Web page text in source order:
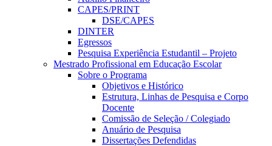
CAPES/PRINT
DSE/CAPES
DINTER
Egressos
Pesquisa Experiência Estudantil – Projeto
Mestrado Profissional em Educação Escolar
Sobre o Programa
Objetivos e Histórico
Estrutura, Linhas de Pesquisa e Corpo
Docente
Comissão de Seleção / Colegiado
Anuário de Pesquisa
Dissertações Defendidas